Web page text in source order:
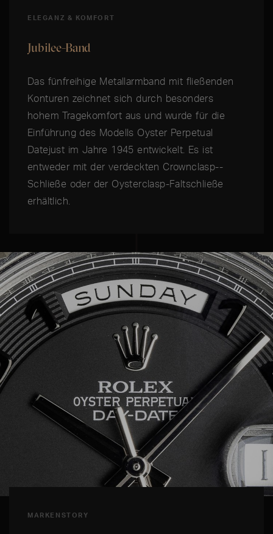
ELEGANZ & KOMFORT
Jubilee-Band
Das fünfreihige Metallarmband mit fließenden
Konturen zeichnet sich durch besonders
hohem Tragekomfort aus und wurde für die
Einführung des Modells Oyster Perpetual
Datejust im Jahre 1945 entwickelt. Es ist
entweder mit der verdeckten Crownclasp-­
Schließe oder der Oysterclasp-Faltschließe
erhältlich.
MARKENSTORY